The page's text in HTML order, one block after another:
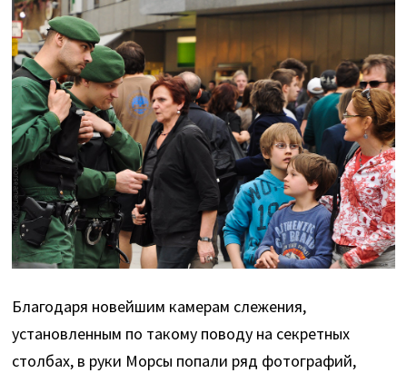
Благодаря новейшим камерам слежения,
установленным по такому поводу на секретных
столбах, в руки Морсы попали ряд фотографий,